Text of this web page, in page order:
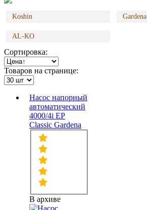
Koshin Gardena
AL-KO
Сортировка:
Товаров на странице:
Насос напорный
автоматический
4000/4i EP
Classic Gardena
В архиве